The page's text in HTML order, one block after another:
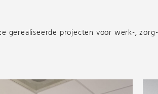
gerealiseerde projecten voor werk-,